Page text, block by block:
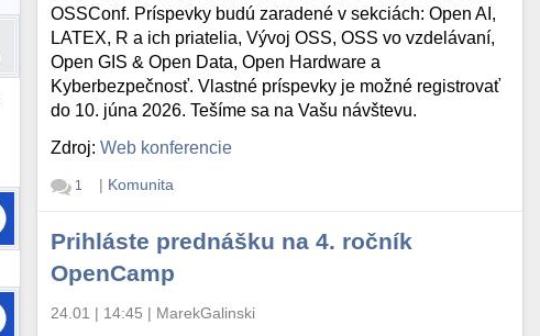
OSSConf. Príspevky budú zaradené v sekciách: Open AI,
LATEX, R a ich priatelia, Vývoj OSS, OSS vo vzdelávaní,
Open GIS & Open Data, Open Hardware a
Kyberbezpečnosť. Vlastné príspevky je možné registrovať
do 10. júna 2026. Tešíme sa na Vašu návštevu.
Zdroj:Web konferencie
1 | Komunita
Prihláste prednášku na 4. ročník
OpenCamp
24.01 | 14:45 | MarekGalinski